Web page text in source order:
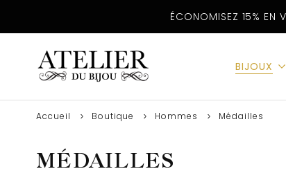
ÉCONOMISEZ 15%
BIJOUX
Accueil Boutique Hommes Médailles
MÉDAILLES